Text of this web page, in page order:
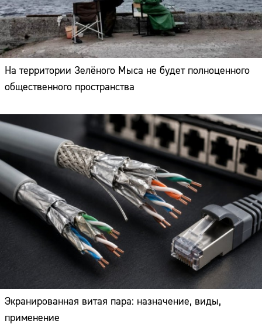
На территории Зелёного Мыса не будет полноценного
общественного пространства
Экранированная витая пара: назначение, виды,
применение